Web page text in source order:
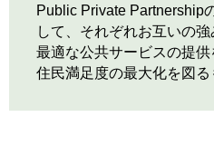
Public Private Partnership
して、それぞれお互いの
最適な公共サービスの提
住民満足度の最大化を図る